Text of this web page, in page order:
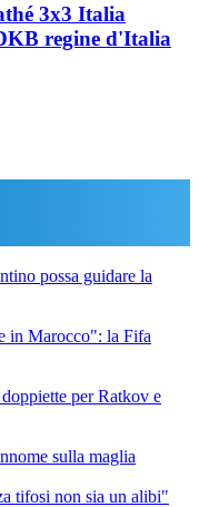
3x3 Italia
regine d'Italia
possa guidare la
in Marocco": la Fifa
per Ratkov e
sulla maglia
tifosi non sia un alibi"